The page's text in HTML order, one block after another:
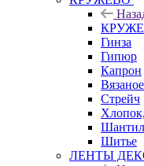
Гинза
Гипюр
Капрон
Вязаное
Стрейч
Шитье
ЛЕНТЫ